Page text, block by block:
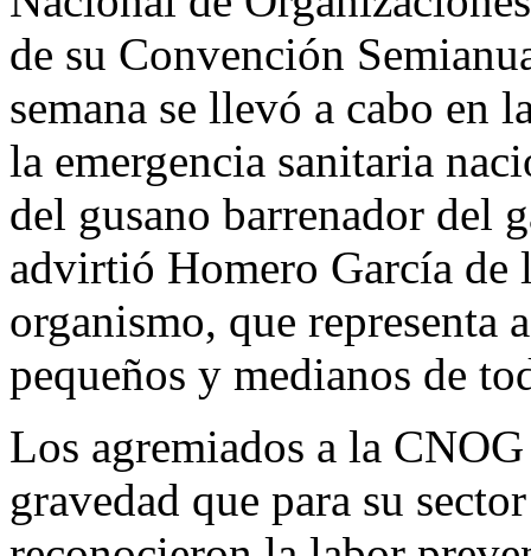
de su Convención
semana se llevó a cabo en
la emergencia sanitaria
del gusano barrenador del
advirtió Homero García de
organismo, que representa
pequeños y medianos de
Los agremiados a la
gravedad que para su